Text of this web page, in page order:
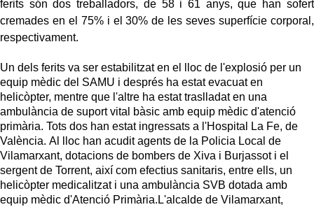
ferits són dos treballadors, de 58 i 61 anys, que han sofert
cremades en el 75% i el 30% de les seves superfície corporal,
respectivament.
Un dels ferits va ser estabilitzat en el lloc de l'explosió per un
equip mèdic del SAMU i després ha estat evacuat en
helicòpter, mentre que l'altre ha estat traslladat en una
ambulància de suport vital bàsic amb equip mèdic d'atenció
primària. Tots dos han estat ingressats a l'Hospital La Fe, de
València. Al lloc han acudit agents de la Policia Local de
Vilamarxant, dotacions de bombers de Xiva i Burjassot i el
sergent de Torrent, així com efectius sanitaris, entre ells, un
helicòpter medicalitzat i una ambulància SVB dotada amb
equip mèdic d'Atenció Primària.L'alcalde de Vilamarxant,